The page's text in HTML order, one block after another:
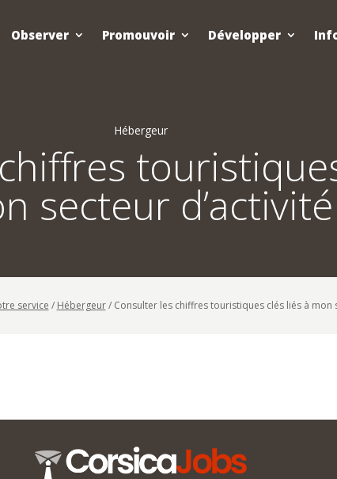
Observer Promouvoir Développer
Hébergeur
secteur d’activité
service / Hébergeur/ Consulter les chiffres touristiques clés liés à mon